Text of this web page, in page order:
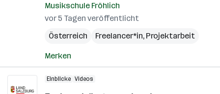
Musikschule Fröhlich
vor 5 Tagen veröffentlicht
Österreich
Freelancer*in, Projektarbeit
Merken
Einblicke Videos